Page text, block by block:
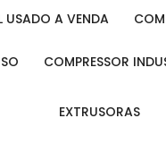
USADO A VENDA
COMPRESSOR
EXTRUSORAS